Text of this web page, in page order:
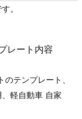
。
レート内容
テンプレート、
軽自動車 自家